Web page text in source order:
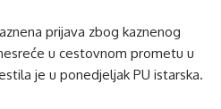
prijava zbog kaznenog
u cestovnom prometu u
je u ponedjeljak PU istarska.